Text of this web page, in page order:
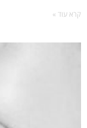
קרא עוד »